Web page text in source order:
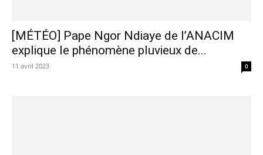
[MÉTÉO] Pape Ngor Ndiaye de l’ANACIM
explique le phénomène pluvieux de...
11 avril 2023 0